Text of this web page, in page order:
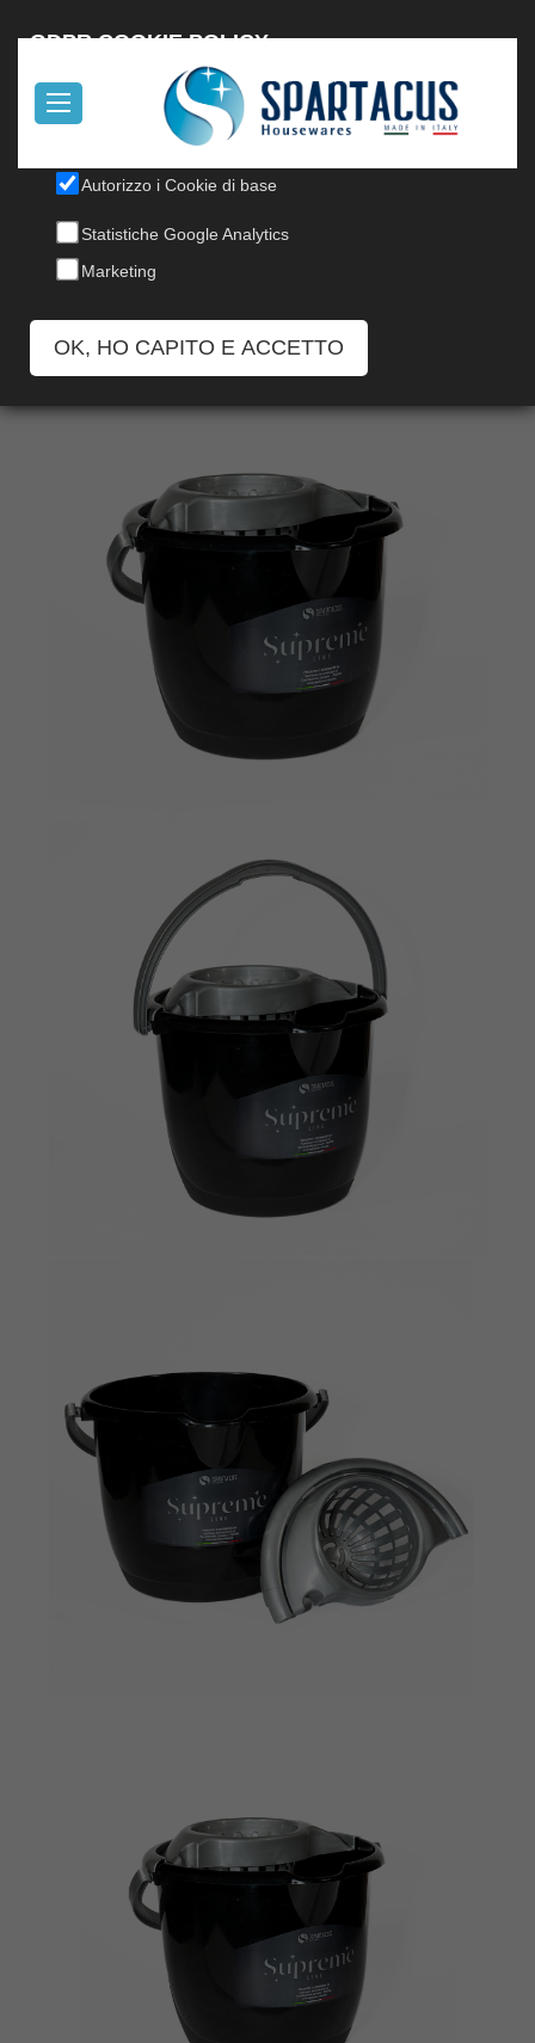
SECCHIO STAR 12L CON
STRIZZATORE
Codice: 1/A-N SUPREME
GDPR COOKIE POLICY
Il nostro sito utilizza cookies, per informazioni, leggi la nostra
Cookie Policy
Autorizzo i Cookie di base
Statistiche Google Analytics
Marketing
OK, HO CAPITO E ACCETTO